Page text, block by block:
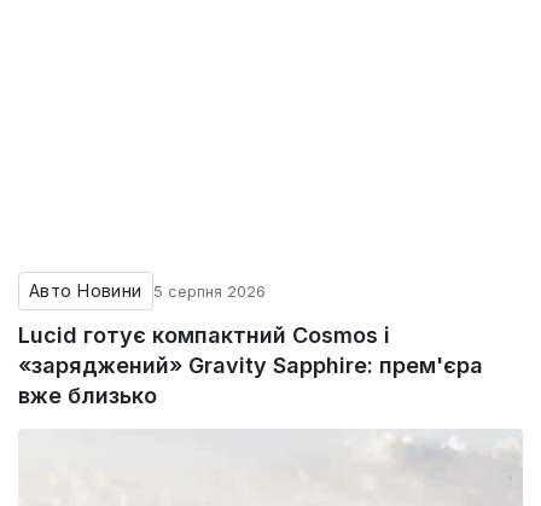
Авто Новини 5 серпня 2026
Lucid готує компактний Cosmos і
«заряджений» Gravity Sapphire: прем'єра
вже близько